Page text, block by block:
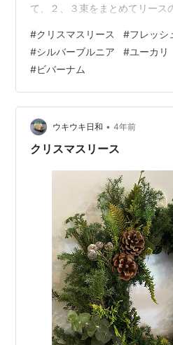
て、２、３束をまとめてリース
ね。 そして次は、しめ縄リース
記事。 ukiuki-biyori.com
#クリスマスリース #フレッシ
#シルバーブルニア #ユーカリ
#ビバーナム
ウキウキ日和 • 4年前
クリスマスリース